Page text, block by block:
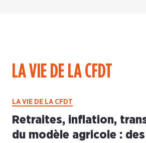
LA VIE DE LA CFDT
LA VIE DE LA CFDT
Retraites, inflation,
du modèle agricole :